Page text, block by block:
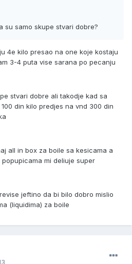
su samo skupe stvari dobre?
4e kilo presao na one koje kostaju
3-4 puta vise sarana po pecanju
stvari dobre ali takodje kad sa
din kilo predjes na vnd 300 din
all in box za boile sa kesicama a
mi deliuje super
jeftino da bi bilo dobro mislio
(liquidima) za boile